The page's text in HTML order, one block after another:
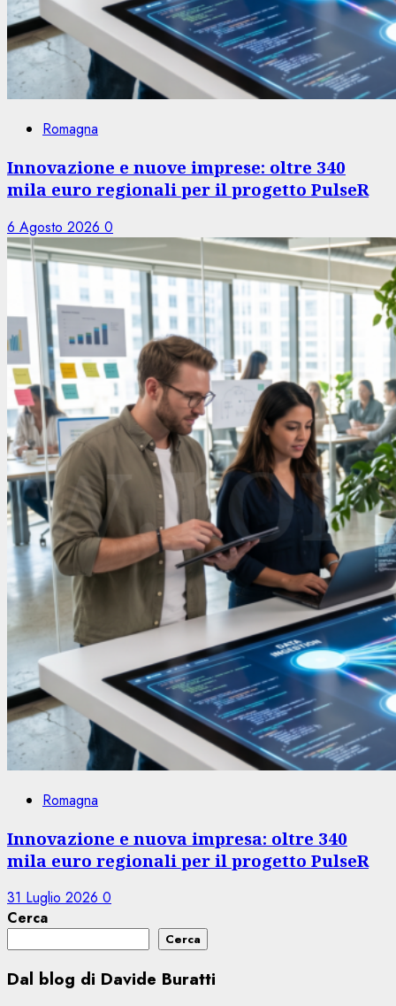
Romagna
Innovazione e nuove imprese: oltre 340
mila euro regionali per il progetto PulseR
6 Agosto 2026 0
Romagna
Innovazione e nuova impresa: oltre 340
mila euro regionali per il progetto PulseR
31 Luglio 2026 0
Cerca
Cerca
Dal blog di Davide Buratti